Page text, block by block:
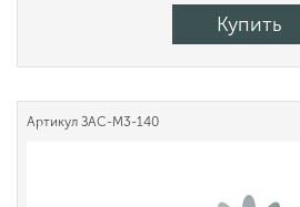
Купить
Артикул ЗАС-М3-140